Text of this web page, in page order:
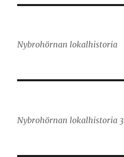
Nybrohörnan lokalhistoria
Nybrohörnan lokalhistoria 3